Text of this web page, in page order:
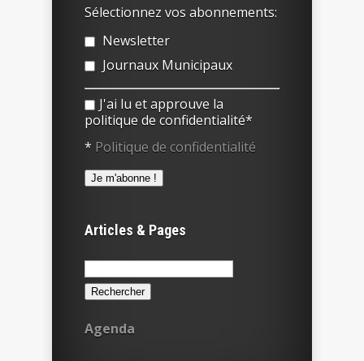
Sélectionnez vos abonnements:
Newsletter
Journaux Municipaux
J'ai lu et approuve la
politique de confidentialité*
* Politique de confidentialité
Articles & Pages
Rechercher :
Agenda